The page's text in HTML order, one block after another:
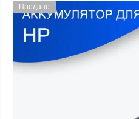
Продано